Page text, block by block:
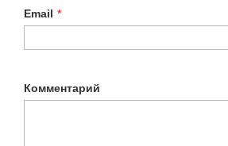
Email *
Комментарий